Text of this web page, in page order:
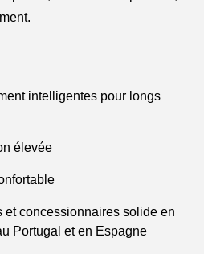
intelligentes pour longs
élevée
et concessionnaires solide en
Portugal et en Espagne